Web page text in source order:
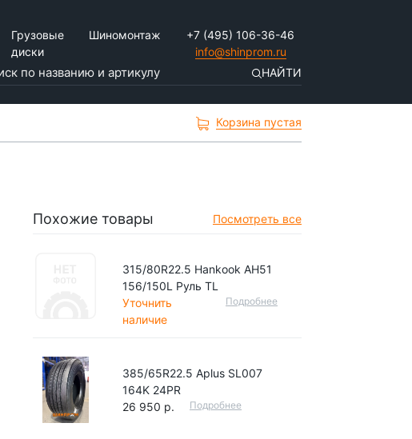
Грузовые
диски
Шиномонтаж
+7 (495) 106-36-46
info@shinprom.ru
НАЙТИ
Корзина пустая
Похожие товары Посмотреть все
315/80R22.5 Hankook AH51
156/150L Руль TL
Уточнить
наличие
Подробнее
385/65R22.5 Aplus SL007
164K 24PR
26 950 р.
Подробнее